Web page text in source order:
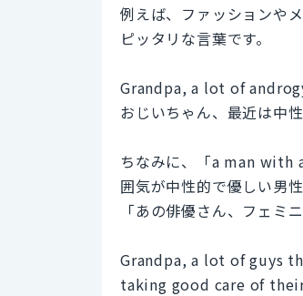
例えば、ファッションや
ピッタリな言葉です。
Grandpa, a lot of
おじいちゃん、最近は中
ちなみに、「a man with
囲気が中性的で優しい男
「あの俳優さん、フェミ
Grandpa, a lot of guys
taking good care of